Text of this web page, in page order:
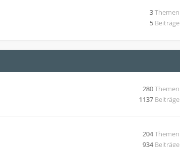
3Themen
5 Beiträge
280Themen
1137 Beiträge
204Themen
934Beiträge